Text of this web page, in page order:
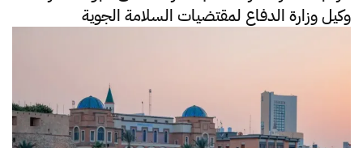
وكيل وزارة الدفاع لمقتضيات السلامة الجوية